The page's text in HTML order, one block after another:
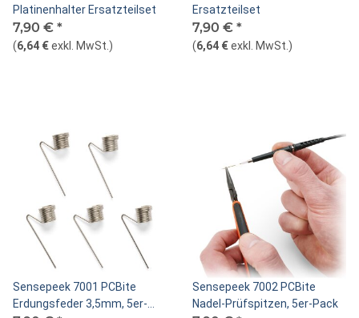
Platinenhalter Ersatzteilset
7,90 € *
(6,64 €exkl. MwSt. )
Ersatzteilset
7,90 € *
(6,64 €exkl. MwSt. )
Sensepeek 7001 PCBite
Erdungsfeder 3,5mm, 5er-
Sensepeek 7002 PCBite
Nadel-Prüfspitzen, 5er-Pack